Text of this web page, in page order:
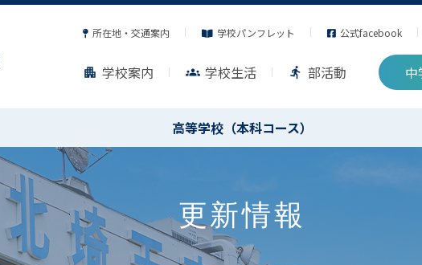
所在地・交通案内 学校パンフレット 公式facebook
apartment 学校案内 groups 学校生活 directions_run 部活動
高等学校（本科コース）
更新情報